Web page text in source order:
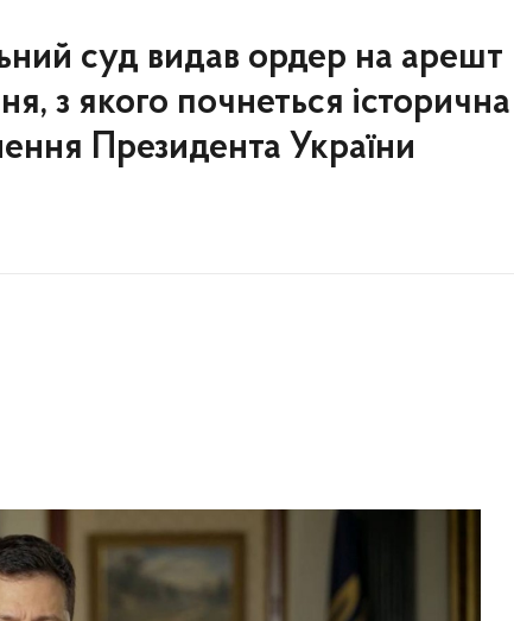
суд видав ордер на арешт
з якого почнеться історична
Президента України